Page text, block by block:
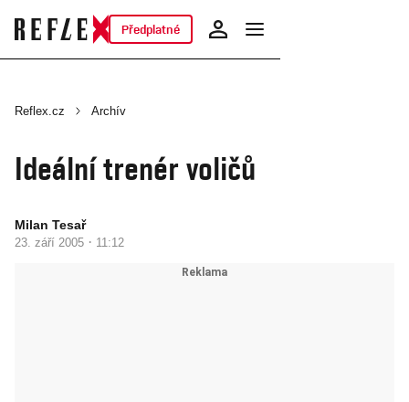
Předplatné
Reflex.cz Archív
Ideální trenér voličů
Milan Tesař
23. září 2005 · 11:12